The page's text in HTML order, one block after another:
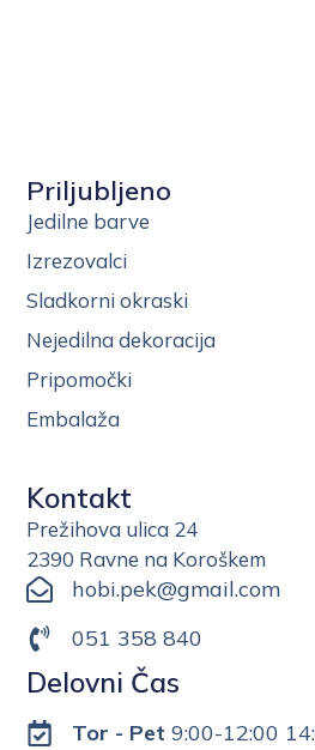
Priljubljeno
Jedilne barve
Izrezovalci
Sladkorni okraski
Nejedilna dekoracija
Pripomočki
Embalaža
Kontakt
Prežihova ulica 24
2390 Ravne na Koroškem
hobi.pek@gmail.com
051 358 840
Delovni Čas
Tor - Pet 9:00-12:00